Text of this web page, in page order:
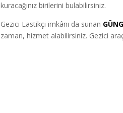
kuracağınız birilerini bulabilirsiniz.
Gezici Lastikçi imkânı da sunan
zaman, hizmet alabilirsiniz. Gezici